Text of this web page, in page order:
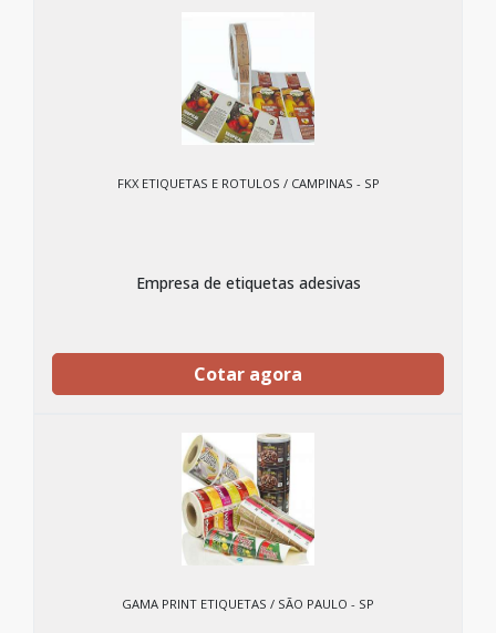
FKX ETIQUETAS E ROTULOS / CAMPINAS - SP
Empresa de etiquetas adesivas
Cotar agora
GAMA PRINT ETIQUETAS / SÃO PAULO - SP